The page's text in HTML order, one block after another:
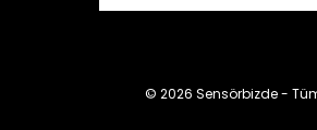
© 2026 Sensörbizde -